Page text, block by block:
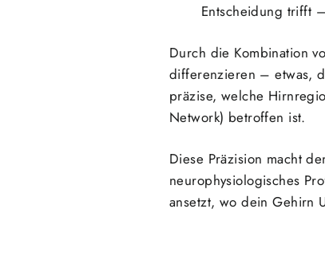
Entscheidung trifft
Durch die Kombination
differenzieren – etwas,
präzise, welche
Network) betroffen ist.
Diese Präzision macht
neurophysiologisches
ansetzt, wo dein Gehirn